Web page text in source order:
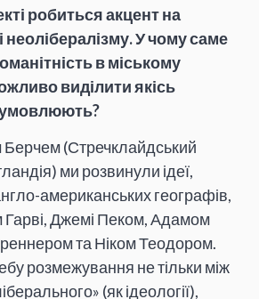
робиться акцент на
неолібералізму. У чому саме
в міському
виділити якісь
Берчем (Стречклайдський
ми розвинули ідеї,
американських географів,
Гарві, Джемі Пеком, Адамом
та Ніком Теодором.
розмежування не тільки між
(як ідеології),